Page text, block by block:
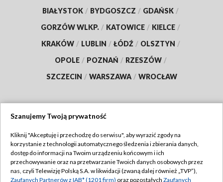
BIAŁYSTOK / BYDGOSZCZ / GDAŃSK /
GORZÓW WLKP. / KATOWICE / KIELCE /
KRAKÓW / LUBLIN / ŁÓDŹ / OLSZTYN /
OPOLE / POZNAŃ / RZESZÓW /
SZCZECIN / WARSZAWA / WROCŁAW
TVP
Abonament TVP
Emisja w TVP
Regulamin TVP
Szanujemy Twoją prywatność
Kliknij "Akceptuję i przechodzę do serwisu", aby wyrazić zgody na
korzystanie z technologii automatycznego śledzenia i zbierania danych,
dostęp do informacji na Twoim urządzeniu końcowym i ich
przechowywanie oraz na przetwarzanie Twoich danych osobowych przez
nas, czyli Telewizję Polską S.A. w likwidacji (zwaną dalej również „TVP”),
Zaufanych Partnerów z IAB* (1201 firm) oraz pozostałych Zaufanych